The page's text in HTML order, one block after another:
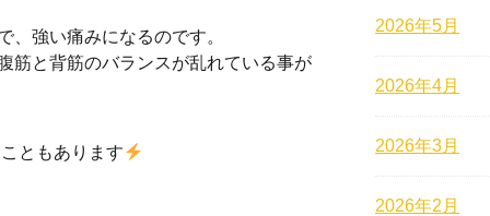
、強い痛みになるのです。
筋と背筋のバランスが乱れている事が
ともあります
2026年5月
2026年4月
2026年3月
2026年2月